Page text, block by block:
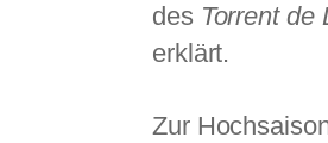
des Torrent de
erklärt.
Zur